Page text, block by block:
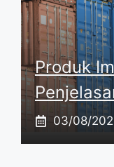
Produk
03/08/